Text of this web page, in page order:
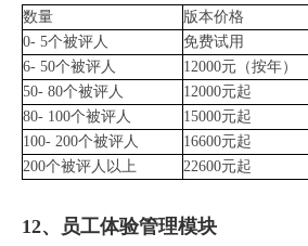
数量 版本价格
0- 5个被评人
免费试用
6- 50个被评人
12000元（按年）
50- 80个被评人 12000元起
80- 100个被评人 15000元起
100- 200个被评人 16600元起
200个被评人以上 22600元起
12、员工体验管理模块